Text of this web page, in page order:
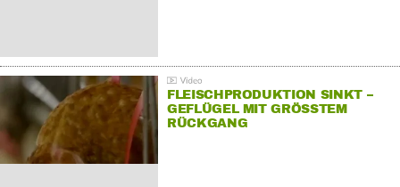
FLEISCHPRODUKTION SINKT –
GEFLÜGEL MIT GRÖSSTEM R
ÜCKGANG